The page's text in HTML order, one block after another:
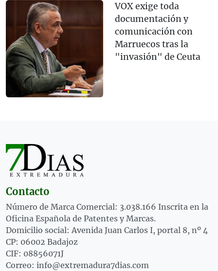
VOX exige toda
documentación y
comunicación con
Marruecos tras la
"invasión" de Ceuta
Contacto
Número de Marca Comercial: 3.038.166 Inscrita en la
Oficina Española de Patentes y Marcas.
Domicilio social: Avenida Juan Carlos I, portal 8, nº 4
CP: 06002 Badajoz
CIF: 08856071J
Correo: info@extremadura7dias.com